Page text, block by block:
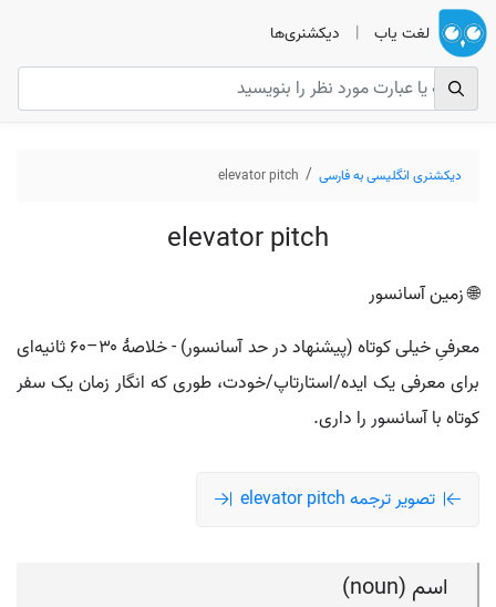
لغت یاب | دیکشنری‌ها
دیکشنری انگلیسی به فارسی elevator pitch
elevator pitch
🌐 زمین آسانسور
معرفیِ خیلی کوتاه (پیشنهاد در حد آسانسور) - خلاصهٔ ۳۰–۶۰ ثانیه‌ای
برای معرفی یک ایده/استارتاپ/خودت، طوری که انگار زمان یک سفر
کوتاه با آسانسور را داری.
تصویر ترجمه elevator pitch
اسم (noun)